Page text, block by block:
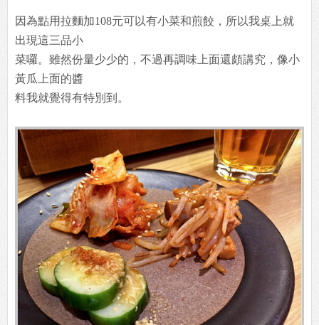
因為點用拉麵加108元可以有小菜和煎餃，所以我桌上就
出現這三品小
菜囉。雖然份量少少的，不過再調味上面還頗講究，像小
黃瓜上面的醬
料我就覺得有特別到。